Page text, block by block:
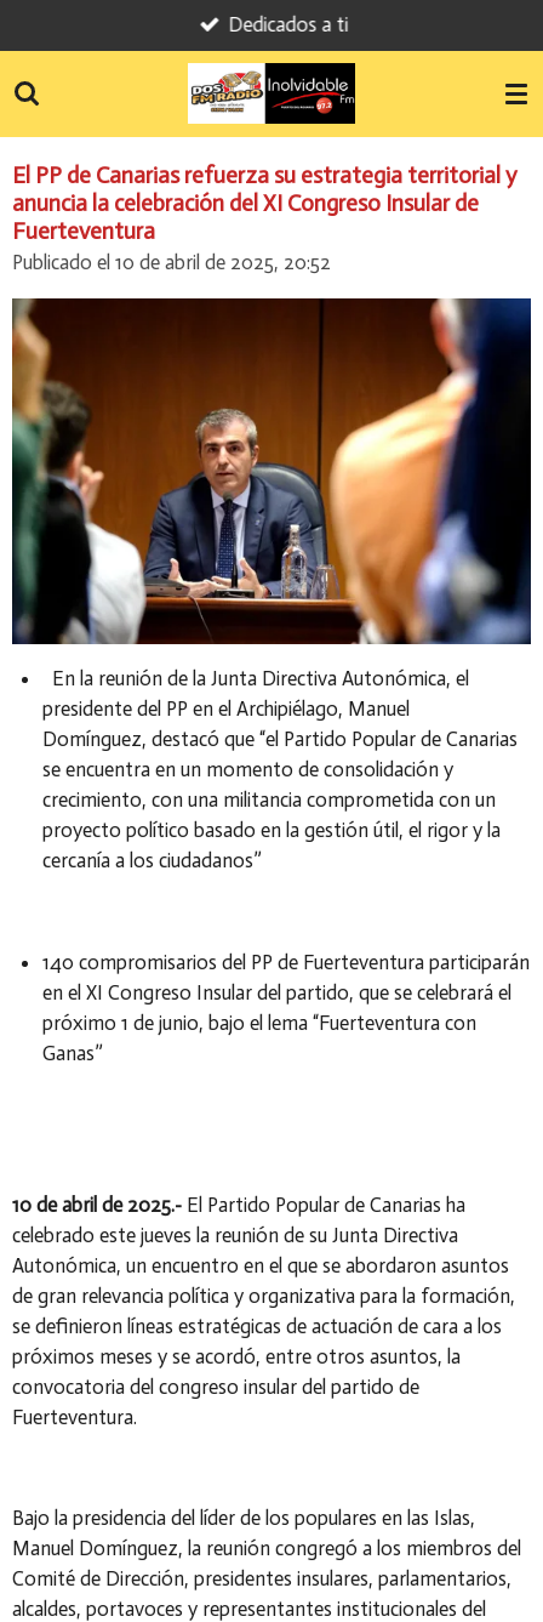
al
contenido
Dedicados a ti
El PP de Canarias refuerza su estrategia territorial y
anuncia la celebración del XI Congreso Insular de
Fuerteventura
Publicado el 10 de abril de 2025, 20:52
En la reunión de la Junta Directiva Autonómica, el
presidente del PP en el Archipiélago, Manuel
Domínguez, destacó que “el Partido Popular de Canarias
se encuentra en un momento de consolidación y
crecimiento, con una militancia comprometida con un
proyecto político basado en la gestión útil, el rigor y la
cercanía a los ciudadanos”
140 compromisarios del PP de Fuerteventura participarán
en el XI Congreso Insular del partido, que se celebrará el
próximo 1 de junio, bajo el lema “Fuerteventura con
Ganas”
10 de abril de 2025.- El Partido Popular de Canarias ha
celebrado este jueves la reunión de su Junta Directiva
Autonómica, un encuentro en el que se abordaron asuntos
de gran relevancia política y organizativa para la formación,
se definieron líneas estratégicas de actuación de cara a los
próximos meses y se acordó, entre otros asuntos, la
convocatoria del congreso insular del partido de
Fuerteventura.
Bajo la presidencia del líder de los populares en las Islas,
Manuel Domínguez, la reunión congregó a los miembros del
Comité de Dirección, presidentes insulares, parlamentarios,
alcaldes, portavoces y representantes institucionales del